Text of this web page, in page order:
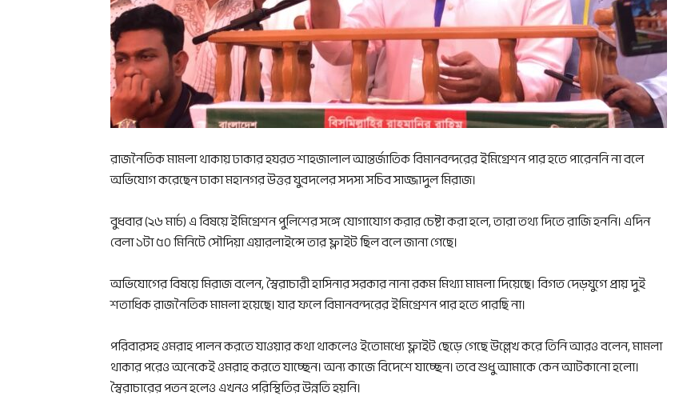
রাজনৈতিক মামলা থাকায় ঢাকার হযরত শাহজালাল আন্তর্জাতিক বিমানবন্দরের ইমিগ্রেশন পার হতে পারেননি না বলে
অভিযোগ করেছেন ঢাকা মহানগর উত্তর যুবদলের সদস্য সচিব সাজ্জাদুল মিরাজ।
বুধবার (২৬ মার্চ) এ বিষয়ে ইমিগ্রেশন পুলিশের সঙ্গে যোগাযোগ করার চেষ্টা করা হলে, তারা তথ্য দিতে রাজি হননি। এদিন
বেলা ১টা ৫০ মিনিটে সৌদিয়া এয়ারলাইন্সে তার ফ্লাইট ছিল বলে জানা গেছে।
অভিযোগের বিষয়ে মিরাজ বলেন, স্বৈরাচারী হাসিনার সরকার নানা রকম মিথ্যা মামলা দিয়েছে। বিগত দেড়যুগে প্রায় দুই
শতাধিক রাজনৈতিক মামলা হয়েছে। যার ফলে বিমানবন্দরের ইমিগ্রেশন পার হতে পারছি না।
পরিবারসহ ওমরাহ পালন করতে যাওয়ার কথা থাকলেও ইতোমধ্যে ফ্লাইট ছেড়ে গেছে উল্লেখ করে তিনি আরও বলেন, মামলা
থাকার পরেও অনেকেই ওমরাহ করতে যাচ্ছেন। অন্য কাজে বিদেশে যাচ্ছেন। তবে শুধু আমাকে কেন আটকানো হলো।
স্বৈরাচারের পতন হলেও এখনও পরিস্থিতির উন্নতি হয়নি।